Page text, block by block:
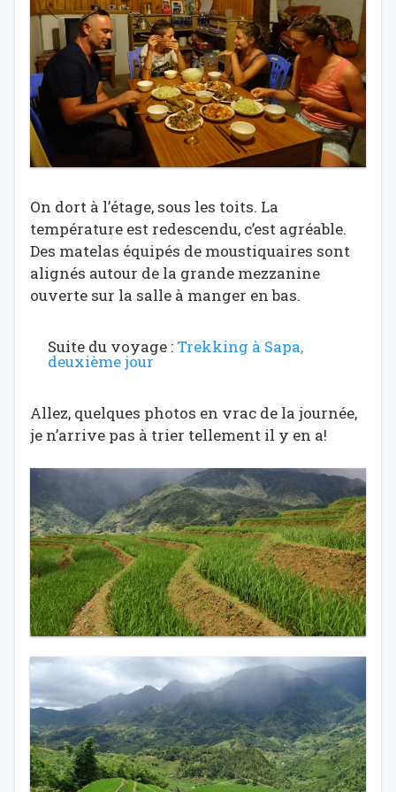
On dort à l’étage, sous les toits. La
température est redescendu, c’est agréable.
Des matelas équipés de moustiquaires sont
alignés autour de la grande mezzanine
ouverte sur la salle à manger en bas.
Suite du voyage : Trekking à Sapa,
deuxième jour
Allez, quelques photos en vrac de la journée,
je n’arrive pas à trier tellement il y en a!